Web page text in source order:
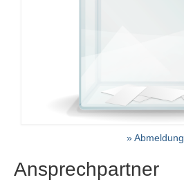
» Abmeldung
Ansprechpartner